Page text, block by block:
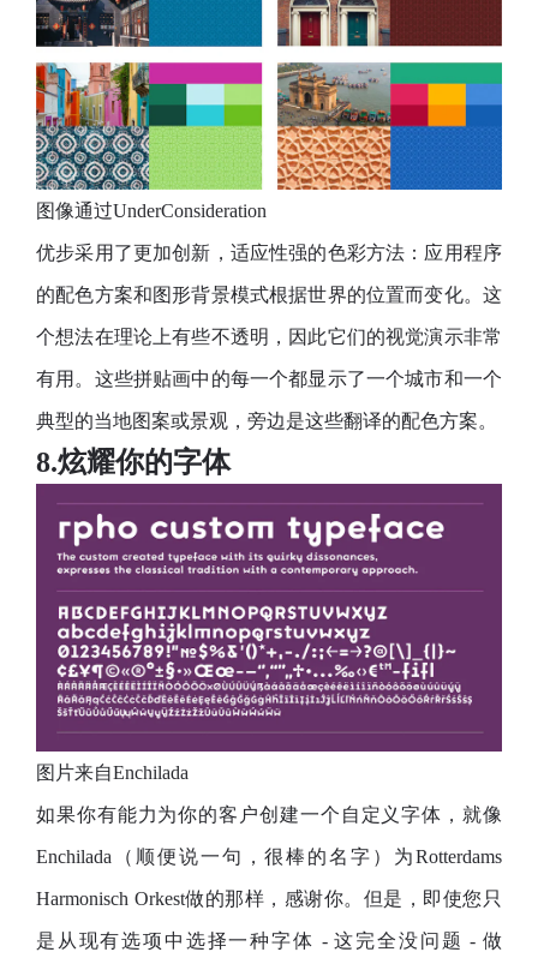
图像通过UnderConsideration
优步采用了更加创新，适应性强的色彩方法：应用程序
的配色方案和图形背景模式根据世界的位置而变化。这
个想法在理论上有些不透明，因此它们的视觉演示非常
有用。这些拼贴画中的每一个都显示了一个城市和一个
典型的当地图案或景观，旁边是这些翻译的配色方案。
8.炫耀你的字体
图片来自Enchilada
如果你有能力为你的客户创建一个自定义字体，就像
Enchilada（顺便说一句，很棒的名字）为Rotterdams
Harmonisch Orkest做的那样，感谢你。但是，即使您只
是从现有选项中选择一种字体 - 这完全没问题 - 做